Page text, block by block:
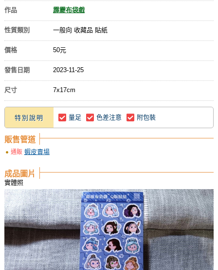
作品 霹靂布袋戲
性質類別 一般向 收藏品 貼紙
價格 50元
發售日期 2023-11-25
尺寸 7x17cm
特別說明 量足 色差注意 附包裝
販售管道
通販 蝦皮賣場
成品圖片
實體照